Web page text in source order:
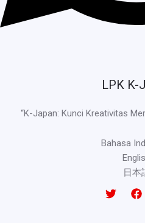
LPK K-
“K-Japan: Kunci Kreativitas
Bahasa
日本